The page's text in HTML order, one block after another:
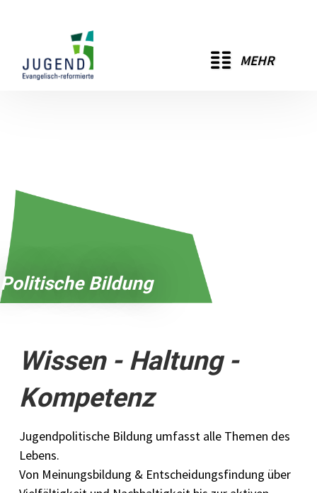
MEHR
Politische Bildung
Wissen - Haltung -
Kompetenz
Jugendpolitische Bildung umfasst alle Themen des
Lebens.
Von Meinungsbildung & Entscheidungsfindung über